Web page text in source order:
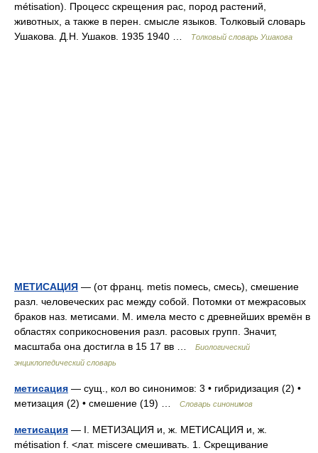
métisation). Процесс скрещения рас, пород растений,
животных, а также в перен. смысле языков. Толковый словарь
Ушакова. Д.Н. Ушаков. 1935 1940 …
Толковый словарь Ушакова
МЕТИСАЦИЯ — (от франц. metis помесь, смесь), смешение
разл. человеческих рас между собой. Потомки от межрасовых
браков наз. метисами. М. имела место с древнейших времён в
областях соприкосновения разл. расовых групп. Значит,
масштаба она достигла в 15 17 вв …
Биологический
энциклопедический словарь
метисация — сущ., кол во синонимов: 3 • гибридизация (2) •
метизация (2) • смешение (19) …
Словарь синонимов
метисация — I. МЕТИЗАЦИЯ и, ж. МЕТИСАЦИЯ и, ж.
métisation f. <лат. miscere смешивать. 1. Скрещивание